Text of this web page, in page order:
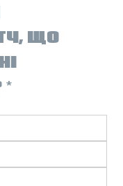
ЩО
*